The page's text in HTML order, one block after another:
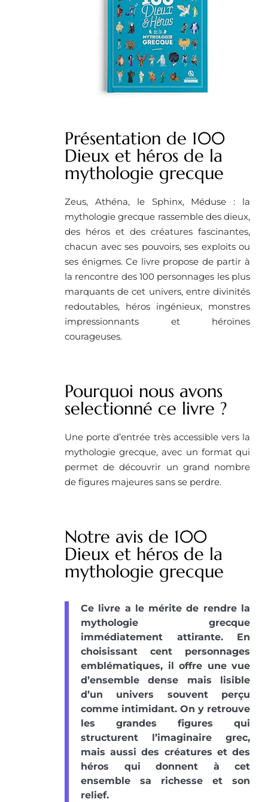
Présentation de 100
Dieux et héros de la
mythologie grecque
Zeus, Athéna, le Sphinx, Méduse : la
mythologie grecque rassemble des dieux,
des héros et des créatures fascinantes,
chacun avec ses pouvoirs, ses exploits ou
ses énigmes. Ce livre propose de partir à
la rencontre des 100 personnages les plus
marquants de cet univers, entre divinités
redoutables, héros ingénieux, monstres
impressionnants et héroïnes
courageuses.
Pourquoi nous avons
selectionné ce livre ?
Une porte d’entrée très accessible vers la
mythologie grecque, avec un format qui
permet de découvrir un grand nombre
de figures majeures sans se perdre.
Notre avis de 100
Dieux et héros de la
mythologie grecque
Ce livre a le mérite de rendre la
mythologie grecque
immédiatement attirante. En
choisissant cent personnages
emblématiques, il offre une vue
d’ensemble dense mais lisible
d’un univers souvent perçu
comme intimidant. On y retrouve
les grandes figures qui
structurent l’imaginaire grec,
mais aussi des créatures et des
héros qui donnent à cet
ensemble sa richesse et son
relief.